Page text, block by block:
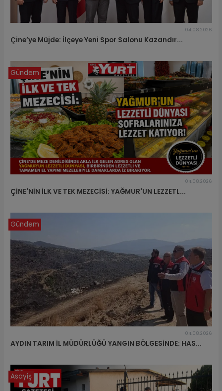
04.08.2026
Çine’ye Müjde: İlçeye Yeni Spor Salonu Kazandır...
04.08.2026
ÇİNE'NİN İLK VE TEK MEZECİSİ: YAĞMUR'UN LEZZETL...
Gündem
04.08.2026
AYDIN TARIM İL MÜDÜRLÜĞÜ YANGIN BÖLGESİNDE: HAS...
Gündem
Asayiş